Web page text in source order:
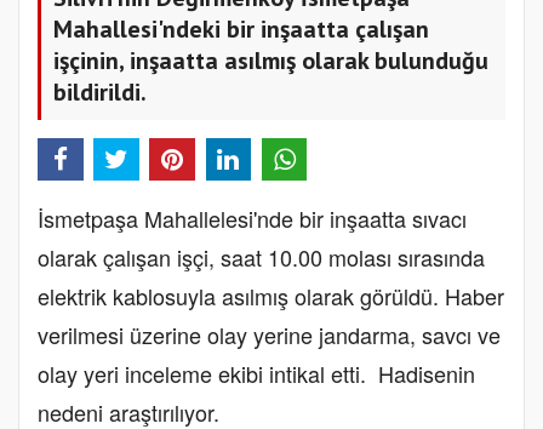
Mahallesi'ndeki bir inşaatta çalışan
işçinin, inşaatta asılmış olarak bulunduğu
bildirildi.
İsmetpaşa Mahallelesi'nde bir inşaatta sıvacı
olarak çalışan işçi, saat 10.00 molası sırasında
elektrik kablosuyla asılmış olarak görüldü. Haber
verilmesi üzerine olay yerine jandarma, savcı ve
olay yeri inceleme ekibi intikal etti. Hadisenin
nedeni araştırılıyor.